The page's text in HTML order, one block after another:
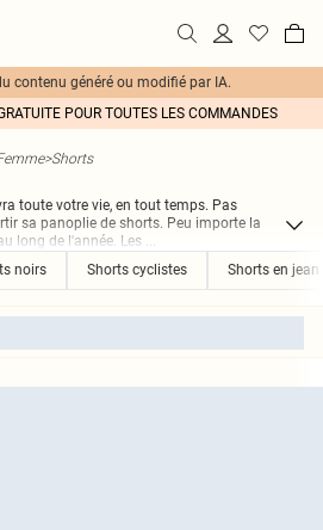
contenu généré ou modifié par IA.
POUR TOUTES LES COMMANDES
>Shorts
toute votre vie, en tout temps. Pas
sa panoplie de shorts. Peu importe la
long de l'année. Les ...
noirs Shorts cyclistes Shorts en jean